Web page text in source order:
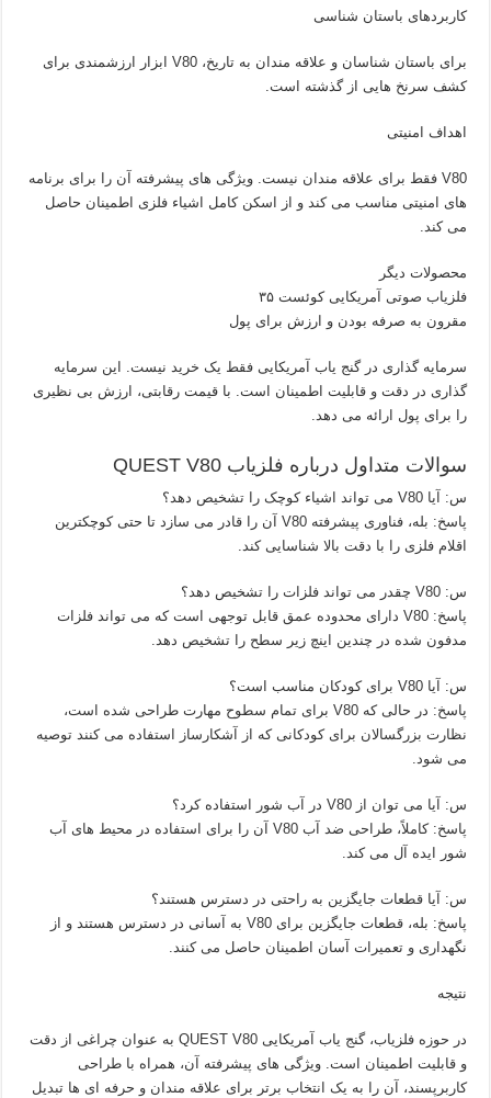
کاربردهای باستان شناسی
برای باستان شناسان و علاقه مندان به تاریخ، V80 ابزار ارزشمندی برای
کشف سرنخ هایی از گذشته است.
اهداف امنیتی
V80 فقط برای علاقه مندان نیست. ویژگی های پیشرفته آن را برای برنامه
های امنیتی مناسب می کند و از اسکن کامل اشیاء فلزی اطمینان حاصل
می کند.
محصولات دیگر
فلزیاب صوتی آمریکایی کوئست ۳۵
مقرون به صرفه بودن و ارزش برای پول
سرمایه گذاری در گنج یاب آمریکایی فقط یک خرید نیست. این سرمایه
گذاری در دقت و قابلیت اطمینان است. با قیمت رقابتی، ارزش بی نظیری
را برای پول ارائه می دهد.
سوالات متداول درباره فلزیاب QUEST V80
س: آیا V80 می تواند اشیاء کوچک را تشخیص دهد؟
پاسخ: بله، فناوری پیشرفته V80 آن را قادر می سازد تا حتی کوچکترین
اقلام فلزی را با دقت بالا شناسایی کند.
س: V80 چقدر می تواند فلزات را تشخیص دهد؟
پاسخ: V80 دارای محدوده عمق قابل توجهی است که می تواند فلزات
مدفون شده در چندین اینچ زیر سطح را تشخیص دهد.
س: آیا V80 برای کودکان مناسب است؟
پاسخ: در حالی که V80 برای تمام سطوح مهارت طراحی شده است،
نظارت بزرگسالان برای کودکانی که از آشکارساز استفاده می کنند توصیه
می شود.
س: آیا می توان از V80 در آب شور استفاده کرد؟
پاسخ: کاملاً، طراحی ضد آب V80 آن را برای استفاده در محیط های آب
شور ایده آل می کند.
س: آیا قطعات جایگزین به راحتی در دسترس هستند؟
پاسخ: بله، قطعات جایگزین برای V80 به آسانی در دسترس هستند و از
نگهداری و تعمیرات آسان اطمینان حاصل می کنند.
نتیجه
در حوزه فلزیاب، گنج یاب آمریکایی QUEST V80 به عنوان چراغی از دقت
و قابلیت اطمینان است. ویژگی های پیشرفته آن، همراه با طراحی
کاربرپسند، آن را به یک انتخاب برتر برای علاقه مندان و حرفه ای ها تبدیل